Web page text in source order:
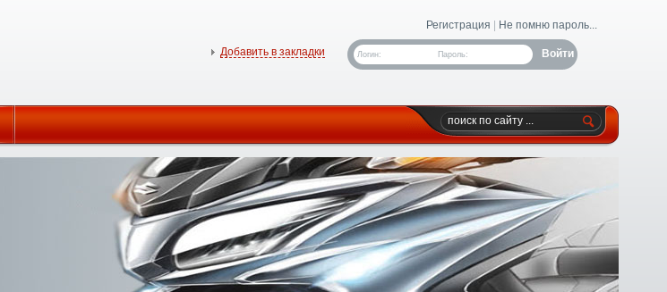
Регистрация Не помню пароль...
Логин: Пароль:
Добавить в закладки